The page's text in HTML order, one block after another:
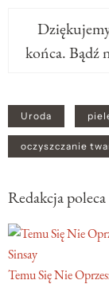
końca. Bądź
Uroda
oczyszczanie
Redakcja poleca
Sinsay
Temu Się Nie